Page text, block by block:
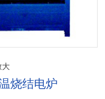
大
烧结电炉